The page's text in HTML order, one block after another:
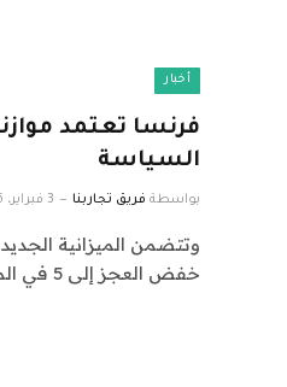
أخبار
السياسة
بواسطة فريق تجاربنا 3 فبراير، 2026
خفض العجز إلى 5 في المائة بحلول…